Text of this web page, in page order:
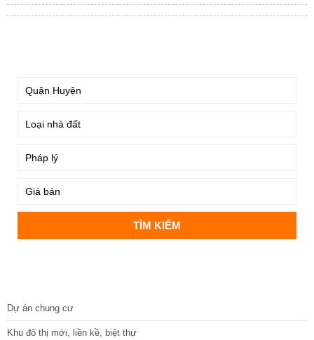
Dự án chung cư
Khu đô thị mới, liền kề, biệt thự